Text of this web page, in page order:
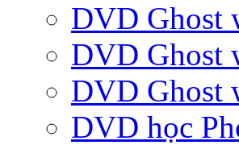
DVD Ghost
DVD Ghost
DVD Ghost
DVD học